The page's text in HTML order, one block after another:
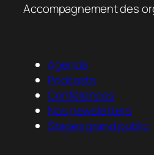
Accompagnement des
Agenda
Podcasts
Conférences
Nos newsletters
Stages grand public